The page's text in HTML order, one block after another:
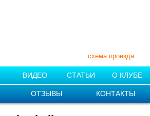
схема проезда
ВИДЕО СТАТЬИ О КЛУБЕ
ОТЗЫВЫ КОНТАКТЫ